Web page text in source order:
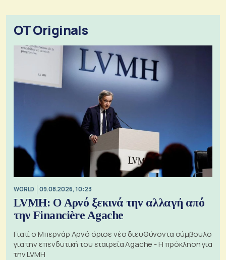
OT Originals
WORLD 09.08.2026, 10:23
LVMH: Ο Αρνό ξεκινά την αλλαγή από
την Financière Agache
Γιατί ο Μπερνάρ Αρνό όρισε νέο διευθύνοντα σύμβουλο
για την επενδυτική του εταιρεία Agache - Η πρόκληση για
την LVMH